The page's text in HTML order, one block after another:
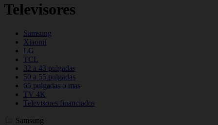
Televisores
Samsung
Xiaomi
LG
TCL
32 a 43 pulgadas
50 a 55 pulgadas
65 pulgadas o mas
TV 4K
Televisores financiados
Samsung